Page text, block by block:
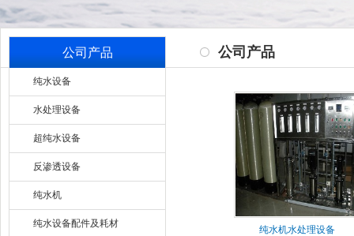
公司产品
纯水设备
水处理设备
超纯水设备
反渗透设备
纯水机
纯水设备配件及耗材
公司产品
纯水机水处理设备